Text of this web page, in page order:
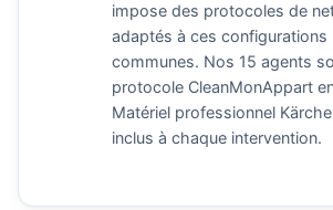
impose des protocoles de
adaptés à ces configurations
communes. Nos 15 agents
protocole CleanMonAppart
Matériel professionnel
inclus à chaque intervention.